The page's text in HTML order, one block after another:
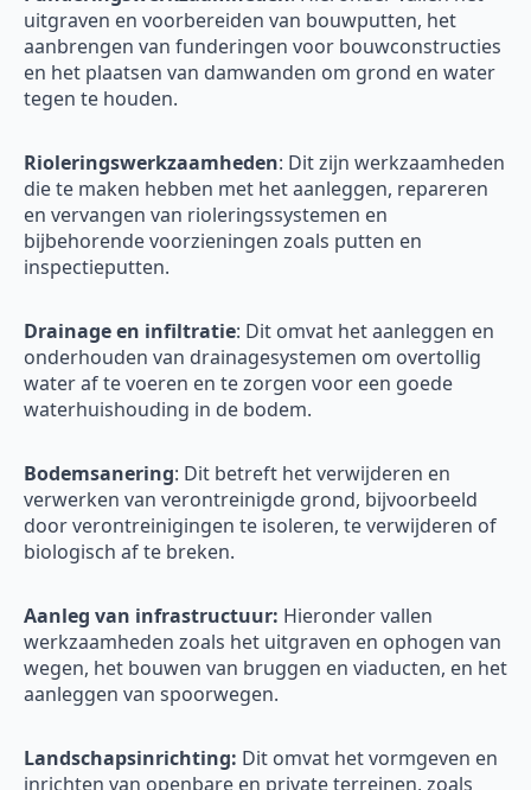
uitgraven en voorbereiden van bouwputten, het
aanbrengen van funderingen voor bouwconstructies
en het plaatsen van damwanden om grond en water
tegen te houden.
Rioleringswerkzaamheden: Dit zijn werkzaamheden
die te maken hebben met het aanleggen, repareren
en vervangen van rioleringssystemen en
bijbehorende voorzieningen zoals putten en
inspectieputten.
Drainage en infiltratie: Dit omvat het aanleggen en
onderhouden van drainagesystemen om overtollig
water af te voeren en te zorgen voor een goede
waterhuishouding in de bodem.
Bodemsanering: Dit betreft het verwijderen en
verwerken van verontreinigde grond, bijvoorbeeld
door verontreinigingen te isoleren, te verwijderen of
biologisch af te breken.
Aanleg van infrastructuur: Hieronder vallen
werkzaamheden zoals het uitgraven en ophogen van
wegen, het bouwen van bruggen en viaducten, en het
aanleggen van spoorwegen.
Landschapsinrichting: Dit omvat het vormgeven en
inrichten van openbare en private terreinen, zoals